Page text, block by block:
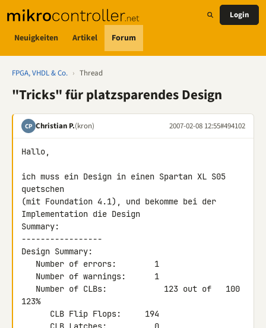
Neuigkeiten Artikel Forum
Login
FPGA, VHDL & Co. › Thread
"Tricks" für platzsparendes Design
CP Christian P.(kron) 2007-02-08 12:55#494102
Hallo,
ich muss ein Design in einen Spartan XL S05
quetschen
(mit Foundation 4.1), und bekomme bei der
Implementation die Design
Summary:
-----------------
Design Summary:
123%